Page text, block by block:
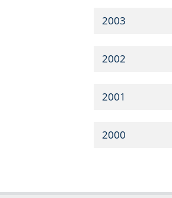
2003
2002
2001
2000